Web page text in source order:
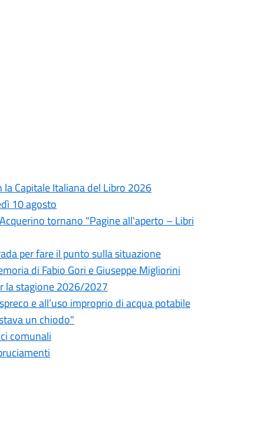
Capitale Italiana del Libro 2026
10 agosto
tornano "Pagine all'aperto – Libri
per fare il punto sulla situazione
di Fabio Gori e Giuseppe Migliorini
la stagione 2026/2027
e all’uso improprio di acqua potabile
un chiodo"
comunali